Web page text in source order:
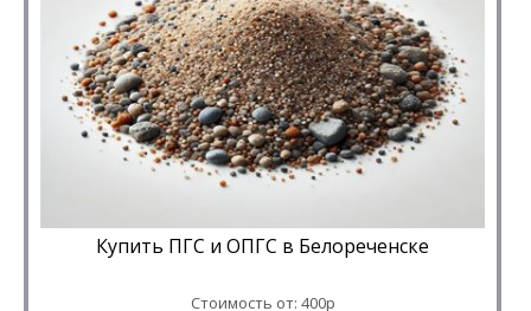
Купить ПГС и ОПГС в Белореченске
Стоимость от: 400р